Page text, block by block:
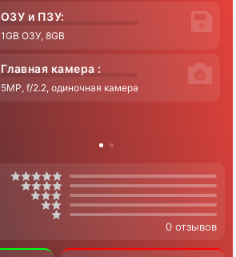
ОЗУ и ПЗУ:
1GB ОЗУ, 8GB
Главная камера :
5MP, f/2.2, одиночная камера
0 отзывов